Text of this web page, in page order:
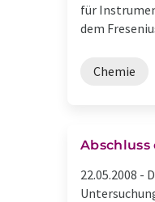
für
dem
Chemie
22.05.2008 -